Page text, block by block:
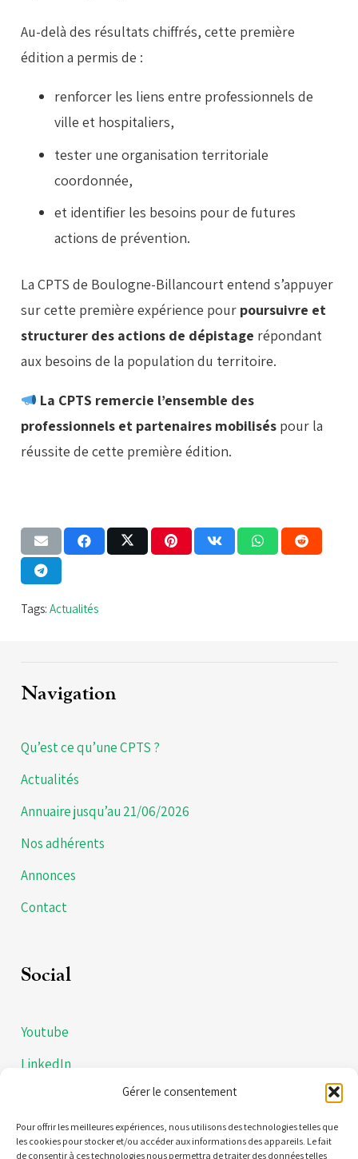
Gérer le consentement
Pour offrir les meilleures expériences, nous utilisons des technologies telles que
les cookies pour stocker et/ou accéder aux informations des appareils. Le fait
de consentir à ces technologies nous permettra de traiter des données telles
Au-delà des résultats chiffrés, cette première
édition a permis de :
renforcer les liens entre professionnels de
ville et hospitaliers,
tester une organisation territoriale
coordonnée,
et identifier les besoins pour de futures
actions de prévention.
La CPTS de Boulogne-Billancourt entend s’appuyer
sur cette première expérience pour poursuivre et
structurer des actions de dépistage répondant
aux besoins de la population du territoire.
La CPTS remercie l’ensemble des
professionnels et partenaires mobiliséspour la
réussite de cette première édition.
Tags: Actualités
Navigation
Qu’est ce qu’une CPTS ?
Actualités
Annuaire jusqu’au 21/06/2026
Nos adhérents
Annonces
Contact
Social
Youtube
LinkedIn
Politiques de confidentialités